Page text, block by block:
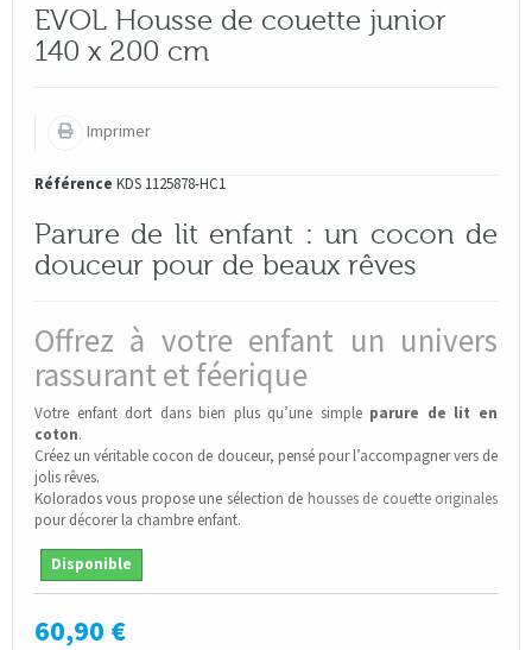
EVOL Housse de couette junior
140 x 200 cm
Imprimer
Référence KDS 1125878-HC1
Parure de lit enfant : un cocon de
douceur pour de beaux rêves
Offrez à votre enfant un univers
rassurant et féerique
Votre enfant dort dans bien plus qu’une simple parure de lit en
coton.
Créez un véritable cocon de douceur, pensé pour l’accompagner vers de
jolis rêves.
Kolorados vous propose une sélection de housses de couette originales
pour décorer la chambre enfant.
Disponible
60,90 €